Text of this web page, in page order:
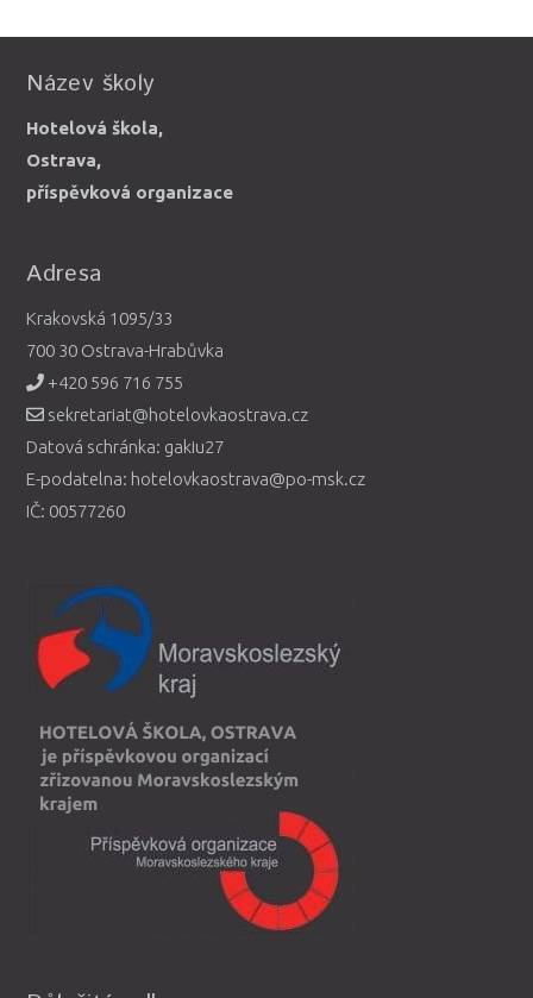
Název školy
Hotelová škola,
Ostrava,
příspěvková organizace
Adresa
Krakovská 1095/33
700 30 Ostrava-Hrabůvka
+420 596 716 755
sekretariat@hotelovkaostrava.cz
Datová schránka: gakiu27
E-podatelna: hotelovkaostrava@po-msk.cz
IČ: 00577260